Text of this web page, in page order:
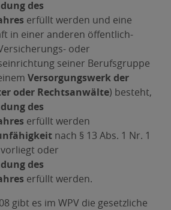
des
erfüllt werden und eine
in einer anderen öffentlich-
oder
seiner Berufsgruppe
Versorgungswerk der
oder Rechtsanwälte) besteht,
des
erfüllt werden
nach § 13 Abs. 1 Nr. 1
oder
des
erfüllt werden.
gibt es im WPV die gesetzliche